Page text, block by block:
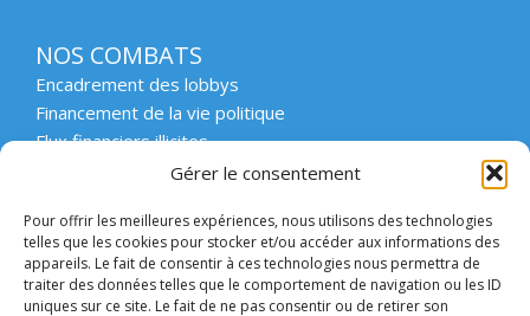
Gérer le consentement
Pour offrir les meilleures expériences, nous utilisons des technologies
telles que les cookies pour stocker et/ou accéder aux informations des
appareils. Le fait de consentir à ces technologies nous permettra de
traiter des données telles que le comportement de navigation ou les ID
uniques sur ce site. Le fait de ne pas consentir ou de retirer son
NOS COMBATS
Encadrement des lobbys
Financement de la vie politique
Flux financiers illicites
Intégrité et transparence du secteur privé
Protection des lanceurs d’alerte
Affaires emblématiques
Etat de droit et démocratie